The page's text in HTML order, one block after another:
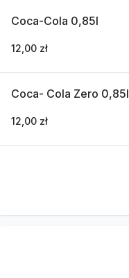
Coca-Cola 0,85l
12,00 zł
Coca- Cola Zero 0,85l
12,00 zł